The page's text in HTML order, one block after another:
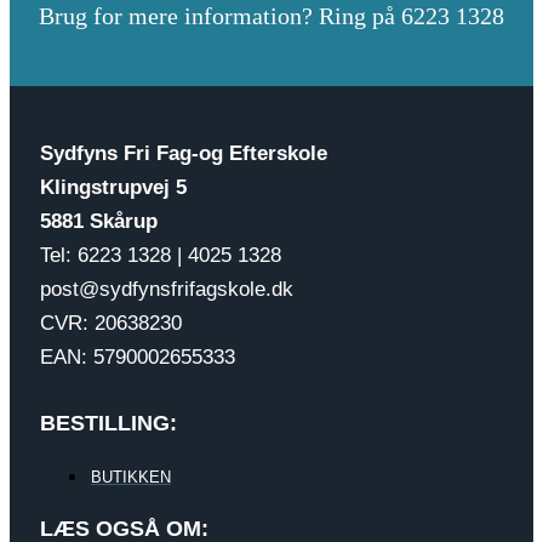
Brug for mere information? Ring på 6223 1328
Sydfyns Fri Fag-og Efterskole
Klingstrupvej 5
5881 Skårup
Tel: 6223 1328 | 4025 1328
post@sydfynsfrifagskole.dk
CVR: 20638230
EAN: 5790002655333
BESTILLING:
BUTIKKEN
LÆS OGSÅ OM: